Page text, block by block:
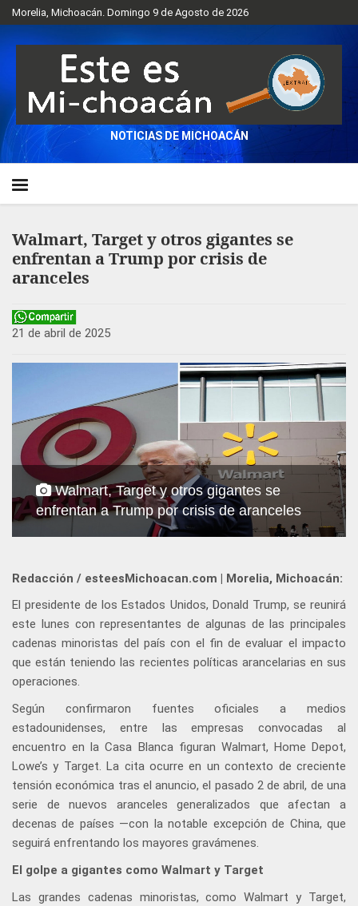
Morelia, Michoacán. Domingo 9 de Agosto de 2026
NOTICIAS DE MICHOACÁN
Walmart, Target y otros gigantes se
enfrentan a Trump por crisis de
aranceles
21 de abril de 2025
Walmart, Target y otros gigantes se
enfrentan a Trump por crisis de aranceles
Redacción / esteesMichoacan.com | Morelia, Michoacán:
El presidente de los Estados Unidos, Donald Trump, se reunirá
este lunes con representantes de algunas de las principales
cadenas minoristas del país con el fin de evaluar el impacto
que están teniendo las recientes políticas arancelarias en sus
operaciones.
Según confirmaron fuentes oficiales a medios
estadounidenses, entre las empresas convocadas al
encuentro en la Casa Blanca figuran Walmart, Home Depot,
Lowe’s y Target. La cita ocurre en un contexto de creciente
tensión económica tras el anuncio, el pasado 2 de abril, de una
serie de nuevos aranceles generalizados que afectan a
decenas de países —con la notable excepción de China, que
seguirá enfrentando los mayores gravámenes.
El golpe a gigantes como Walmart y Target
Las grandes cadenas minoristas, como Walmart y Target,